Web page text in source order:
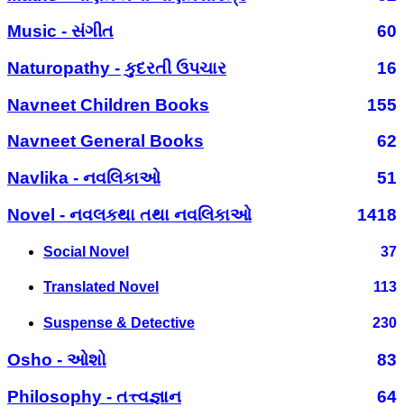
Music - સંગીત
60
Naturopathy - કુદરતી ઉપચાર
16
Navneet Children Books
155
Navneet General Books
62
Navlika - નવલિકાઓ
51
Novel - નવલકથા તથા નવલિકાઓ
1418
Social Novel 37
Translated Novel 113
Suspense & Detective 230
Osho - ઓશો
83
Philosophy - તત્ત્વજ્ઞાન
64